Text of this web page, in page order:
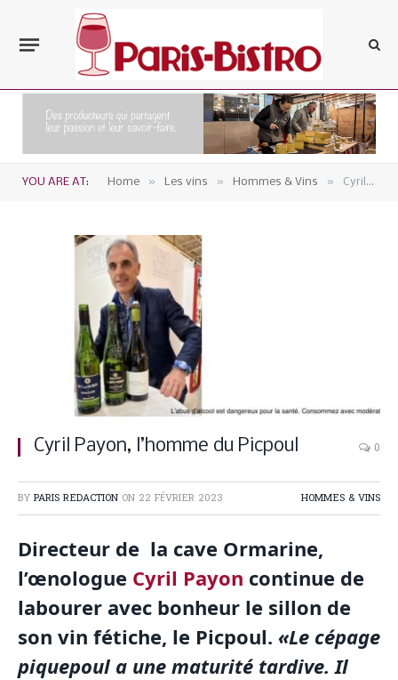
YOU ARE AT: Home » Les vins » Hommes & Vins » Cyril Payon, l’homme du Picpoul
Cyril Payon, l’homme du Picpoul 0
BY PARIS REDACTION ON 22 FÉVRIER 2023 HOMMES & VINS
Directeur de la cave Ormarine,
l’œnologue Cyril Payon continue de
labourer avec bonheur le sillon de
son vin fétiche, le Picpoul. «Le cépage
piquepoul a une maturité tardive. Il